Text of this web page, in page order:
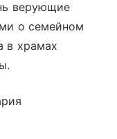
верующие
о семейном
в храмах